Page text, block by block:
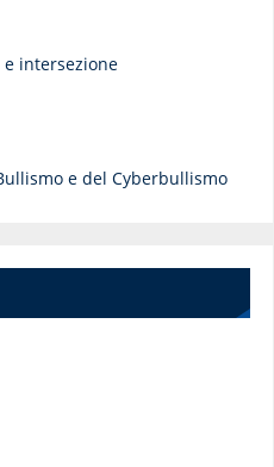
e intersezione
e del Cyberbullismo